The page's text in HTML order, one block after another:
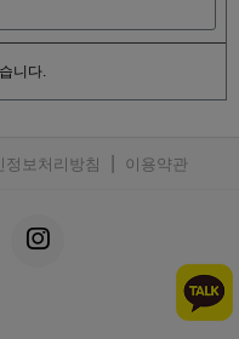
니다.
정보처리방침 이용약관